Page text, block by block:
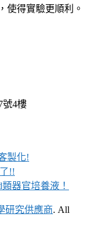
使得實驗更順利。
號4樓
製化!
!!
器官培養液！
研究供應商. All